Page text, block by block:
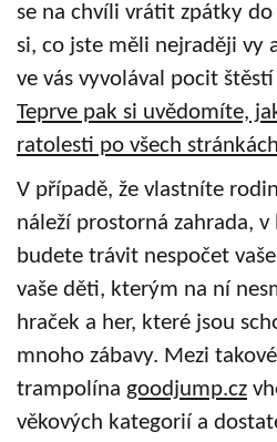
se na chvíli vrátit zpátky
si, co jste měli nejraději vy
ve vás vyvolával pocit
Teprve pak si uvědomíte,
ratolesti po všech
V případě, že vlastníte
náleží prostorná zahrada,
budete trávit nespočet
vaše děti, kterým na ní
hraček a her, které jsou
mnoho zábavy. Mezi
trampolína goodjump.cz
věkových kategorií a